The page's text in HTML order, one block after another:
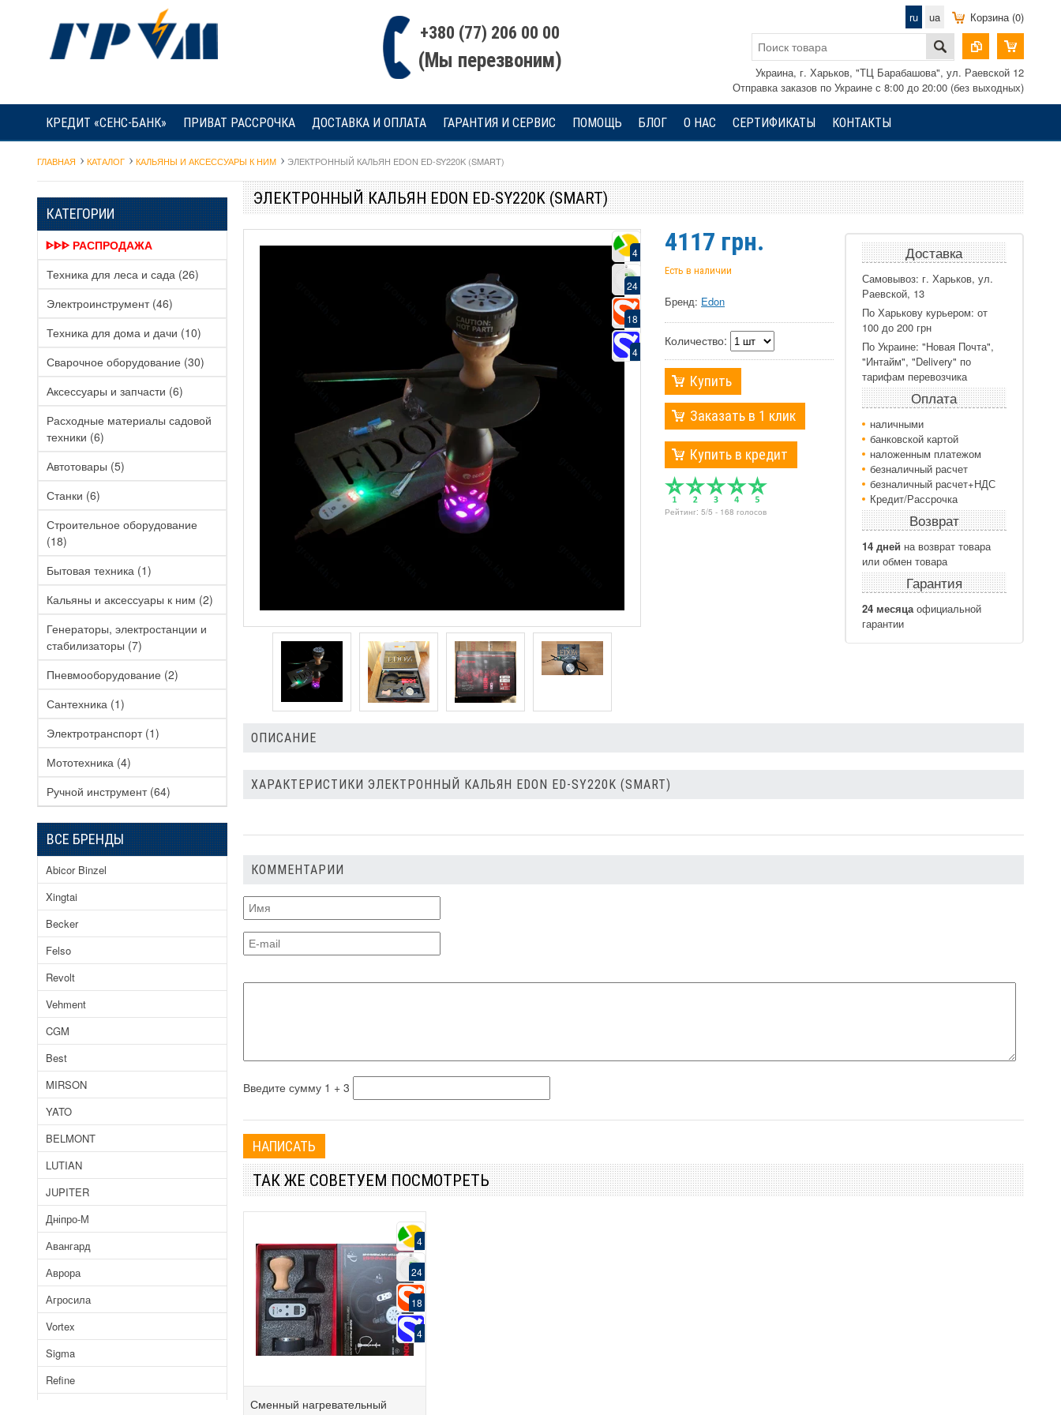
+380 (77) 206 00 00
(Мы перезвоним)
Корзина (0)
ru ua
Украина, г. Харьков, "ТЦ Барабашова", ул. Раевской 12
Отправка заказов по Украине с 8:00 до 20:00 (без выходных)
КРЕДИТ «СЕНС-БАНК» ПРИВАТ РАССРОЧКА ДОСТАВКА И ОПЛАТА ГАРАНТИЯ И СЕРВИС ПОМОЩЬ БЛОГ О НАС СЕРТИФИКАТЫ КОНТАКТЫ
ГЛАВНАЯ КАТАЛОГ КАЛЬЯНЫ И АКСЕССУАРЫ К НИМ ЭЛЕКТРОННЫЙ КАЛЬЯН EDON ED-SY220K (SMART)
КАТЕГОРИИ
ᐈᐈᐈ РАСПРОДАЖА
Техника для леса и сада (26)
Электроинструмент (46)
Техника для дома и дачи (10)
Сварочное оборудование (30)
Аксессуары и запчасти (6)
Расходные материалы садовой
техники (6)
Автотовары (5)
Станки (6)
Строительное оборудование
(18)
Бытовая техника (1)
Кальяны и аксессуары к ним (2)
Генераторы, электростанции и
стабилизаторы (7)
Пневмооборудование (2)
Сантехника (1)
Электротранспорт (1)
Мототехника (4)
Ручной инструмент (64)
ВСЕ БРЕНДЫ
Abicor Binzel
Xingtai
Becker
Felso
Revolt
Vehment
CGM
Best
MIRSON
YATO
BELMONT
LUTIAN
JUPITER
Дніпро-М
Авангард
Аврора
Агросила
Vortex
Sigma
Refine
ЭЛЕКТРОННЫЙ КАЛЬЯН EDON ED-SY220K (SMART)
4
24
18
4
4117 грн.
Есть в наличии
Бренд: Edon
Количество:
Купить
Заказать в 1 клик
Купить в кредит
Рейтинг: 5/5 - 168 голосов
Доставка
Самовывоз: г. Харьков, ул.
Раевской, 13
По Харькову курьером: от
100 до 200 грн
По Украине: "Новая Почта",
"Интайм", "Delivery" по
тарифам перевозчика
Оплата
наличными
банковской картой
наложенным платежом
безналичный расчет
безналичный расчет+НДС
Кредит/Рассрочка
Возврат
14 дней на возврат товара
или обмен товара
Гарантия
24 месяцаофициальной
гарантии
ОПИСАНИЕ
ХАРАКТЕРИСТИКИ ЭЛЕКТРОННЫЙ КАЛЬЯН EDON ED-SY220K (SMART)
КОММЕНТАРИИ
Введите сумму 1 + 3
ТАК ЖЕ СОВЕТУЕМ ПОСМОТРЕТЬ
4
24
18
4
Сменный нагревательный